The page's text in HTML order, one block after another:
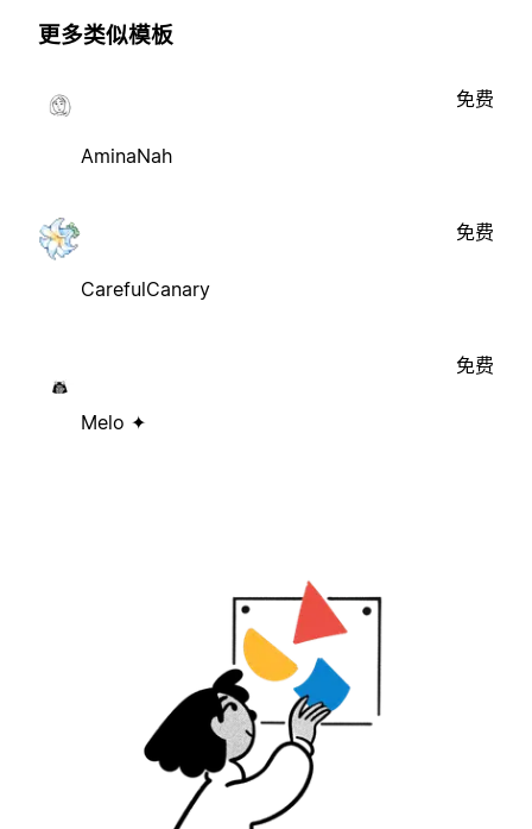
更多类似模板
AminaNah
免费
CarefulCanary
免费
Melo ✦
免费